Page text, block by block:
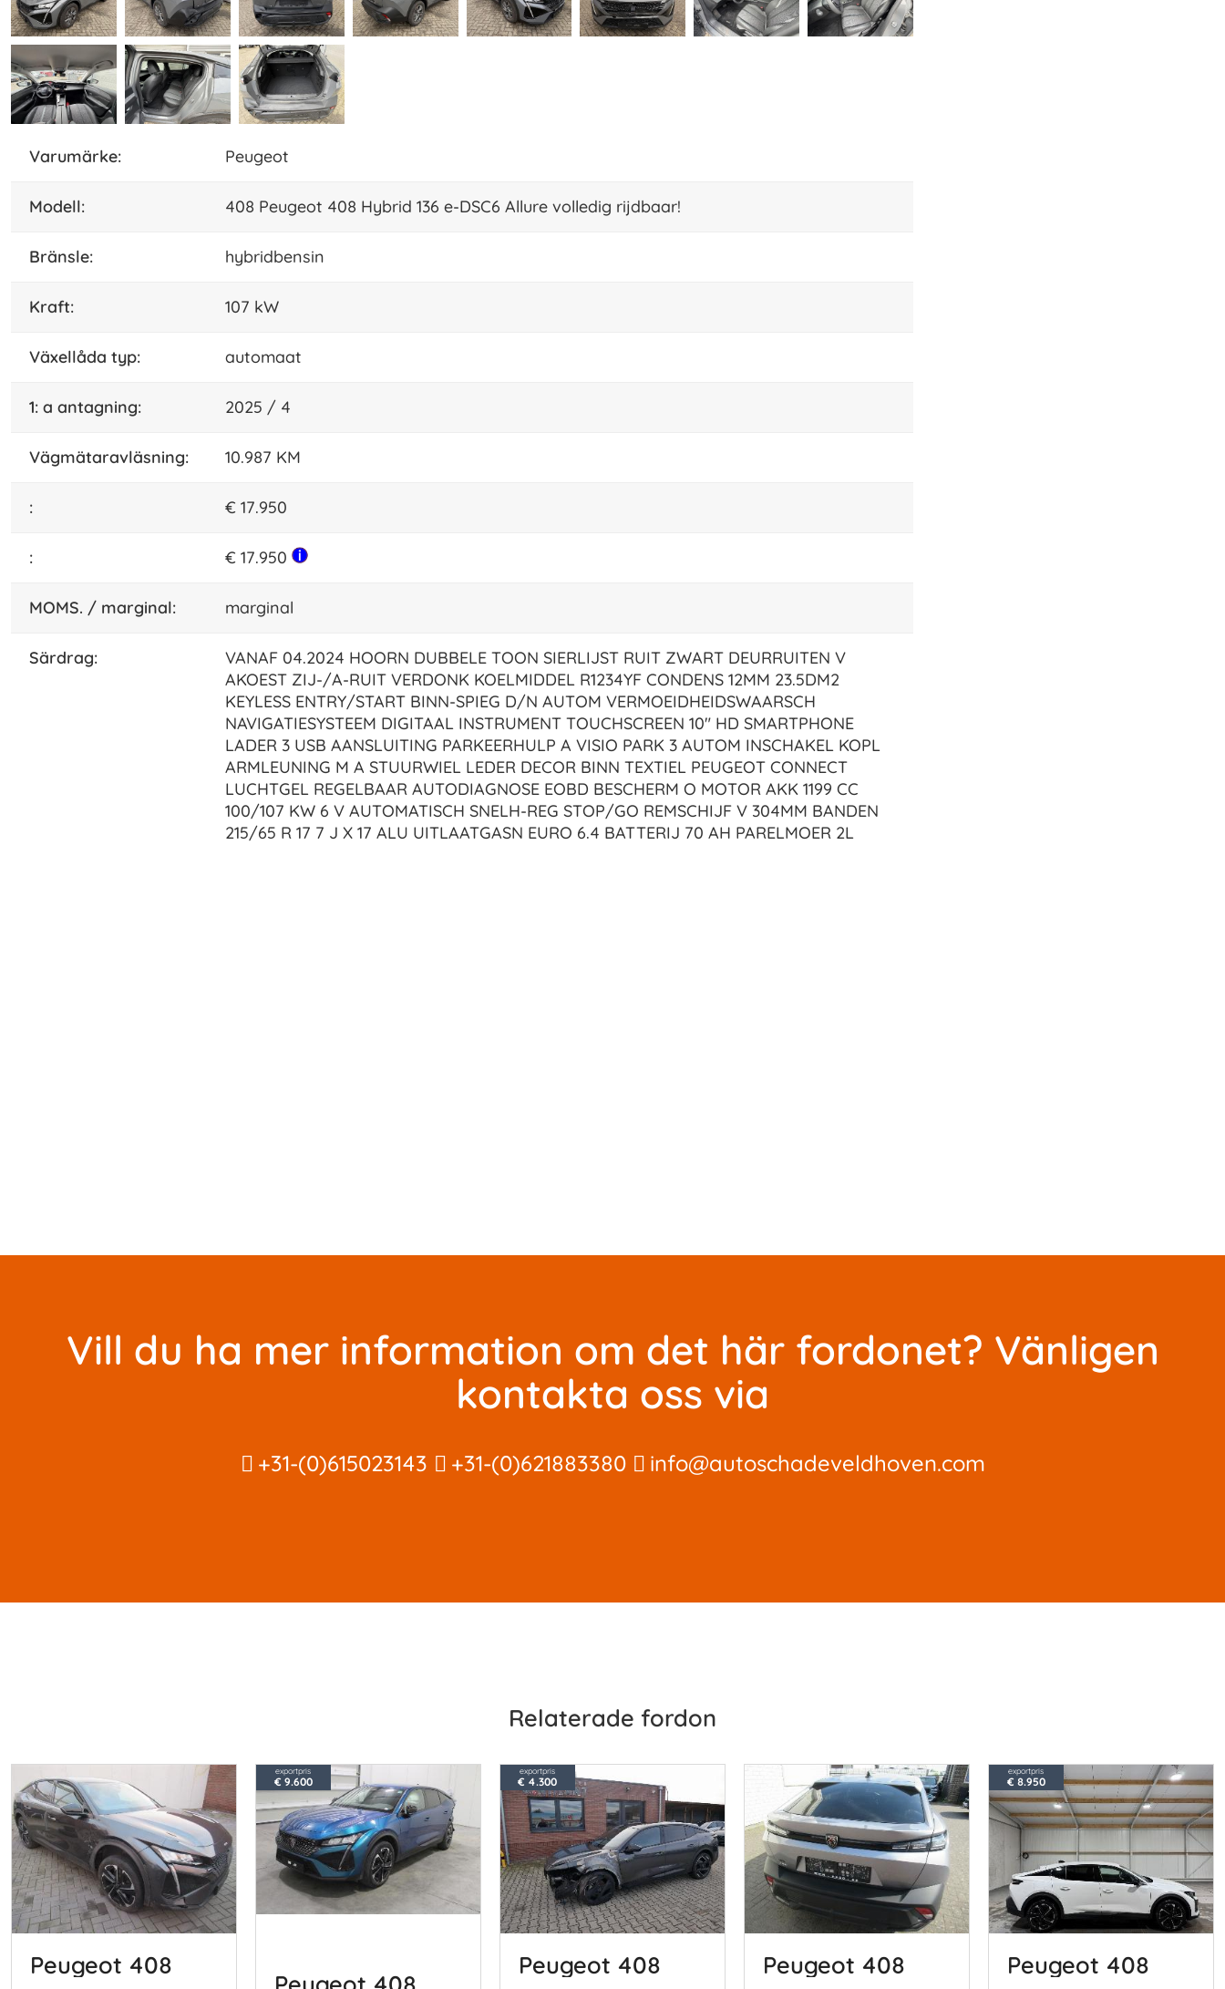
varumärke: Peugeot
modell: 408 Peugeot 408 Hybrid 136 e-DSC6 Allure volledig rijdbaar!
bränsle: hybridbensin
kraft: 107 kW
växellåda typ: automaat
1: a antagning: 2025 / 4
vägmätaravläsning: 10.987 KM
: € 17.950
: € 17.950
MOMS. / marginal: marginal
särdrag:
VANAF 04.2024 HOORN DUBBELE TOON SIERLIJST RUIT ZWART DEURRUITEN V
AKOEST ZIJ-/A-RUIT VERDONK KOELMIDDEL R1234YF CONDENS 12MM 23.5DM2
KEYLESS ENTRY/START BINN-SPIEG D/N AUTOM VERMOEIDHEIDSWAARSCH
NAVIGATIESYSTEEM DIGITAAL INSTRUMENT TOUCHSCREEN 10" HD SMARTPHONE
LADER 3 USB AANSLUITING PARKEERHULP A VISIO PARK 3 AUTOM INSCHAKEL KOPL
ARMLEUNING M A STUURWIEL LEDER DECOR BINN TEXTIEL PEUGEOT CONNECT
LUCHTGEL REGELBAAR AUTODIAGNOSE EOBD BESCHERM O MOTOR AKK 1199 CC
100/107 KW 6 V AUTOMATISCH SNELH-REG STOP/GO REMSCHIJF V 304MM BANDEN
215/65 R 17 7 J X 17 ALU UITLAATGASN EURO 6.4 BATTERIJ 70 AH PARELMOER 2L
Vill du ha mer information om det här fordonet? Vänligen
kontakta oss via
+31-(0)615023143 +31-(0)621883380 info@autoschadeveldhoven.com
Relaterade fordon
Peugeot 408
exportpris
€ 9.600
exportpris
€ 4.300
Peugeot 408 Peugeot 408
exportpris
€ 8.950
Peugeot 408